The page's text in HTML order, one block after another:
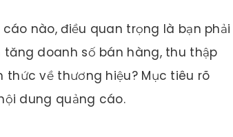
nào, điều quan trọng là bạn phải
doanh số bán hàng, thu thập
về thương hiệu? Mục tiêu rõ
dung quảng cáo.